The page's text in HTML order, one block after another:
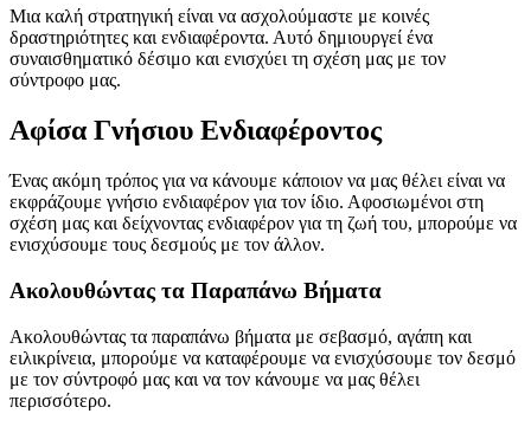
Μια καλή στρατηγική είναι να ασχολούμαστε με κοινές
δραστηριότητες και ενδιαφέροντα. Αυτό δημιουργεί ένα
συναισθηματικό δέσιμο και ενισχύει τη σχέση μας με τον
σύντροφο μας.
Αφίσα Γνήσιου Ενδιαφέροντος
Ένας ακόμη τρόπος για να κάνουμε κάποιον να μας θέλει είναι να
εκφράζουμε γνήσιο ενδιαφέρον για τον ίδιο. Αφοσιωμένοι στη
σχέση μας και δείχνοντας ενδιαφέρον για τη ζωή του, μπορούμε να
ενισχύσουμε τους δεσμούς με τον άλλον.
Ακολουθώντας τα Παραπάνω Βήματα
Ακολουθώντας τα παραπάνω βήματα με σεβασμό, αγάπη και
ειλικρίνεια, μπορούμε να καταφέρουμε να ενισχύσουμε τον δεσμό
με τον σύντροφό μας και να τον κάνουμε να μας θέλει
περισσότερο.